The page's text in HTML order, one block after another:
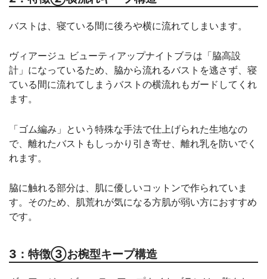
バストは、寝ている間に後ろや横に流れてしまいます。
ヴィアージュ ビューティアップナイトブラは「脇高設
計」になっているため、脇から流れるバストを逃さず、寝
ている間に流れてしまうバストの横流れもガードしてくれ
ます。
「ゴム編み」という特殊な手法で仕上げられた生地なの
で、離れたバストもしっかり引き寄せ、離れ乳を防いでく
れます。
脇に触れる部分は、肌に優しいコットンで作られていま
す。そのため、肌荒れが気になる方肌が弱い方におすすめ
です。
3：特徴③お椀型キープ構造